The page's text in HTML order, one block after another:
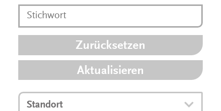
Zurücksetzen
Aktualisieren
Standort